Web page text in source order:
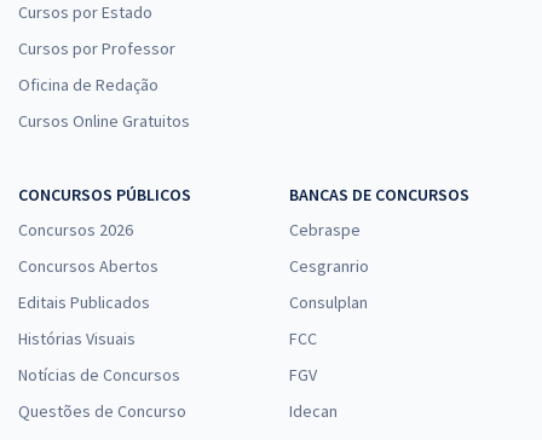
Cursos por Estado
Cursos por Professor
Oficina de Redação
Cursos Online Gratuitos
CONCURSOS PÚBLICOS
Concursos 2026
Concursos Abertos
Editais Publicados
Histórias Visuais
Notícias de Concursos
Questões de Concurso
BANCAS DE CONCURSOS
Cebraspe
Cesgranrio
Consulplan
FCC
FGV
Idecan